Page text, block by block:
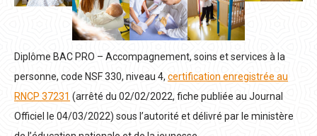
Diplôme BAC PRO – Accompagnement, soins et services à la
personne, code NSF 330, niveau 4, certification enregistrée au
RNCP 37231 (arrêté du 02/02/2022, fiche publiée au Journal
Officiel le 04/03/2022) sous l’autorité et délivré par le ministère